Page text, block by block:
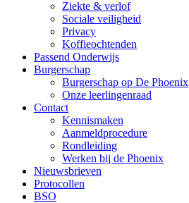
Ziekte & verlof
Sociale veiligheid
Privacy
Koffieochtenden
Passend Onderwijs
Burgerschap
Burgerschap op De Phoenix
Onze leerlingenraad
Contact
Kennismaken
Aanmeldprocedure
Rondleiding
Werken bij de Phoenix
Nieuwsbrieven
Protocollen
BSO